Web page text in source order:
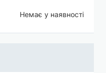
Немає у наявності